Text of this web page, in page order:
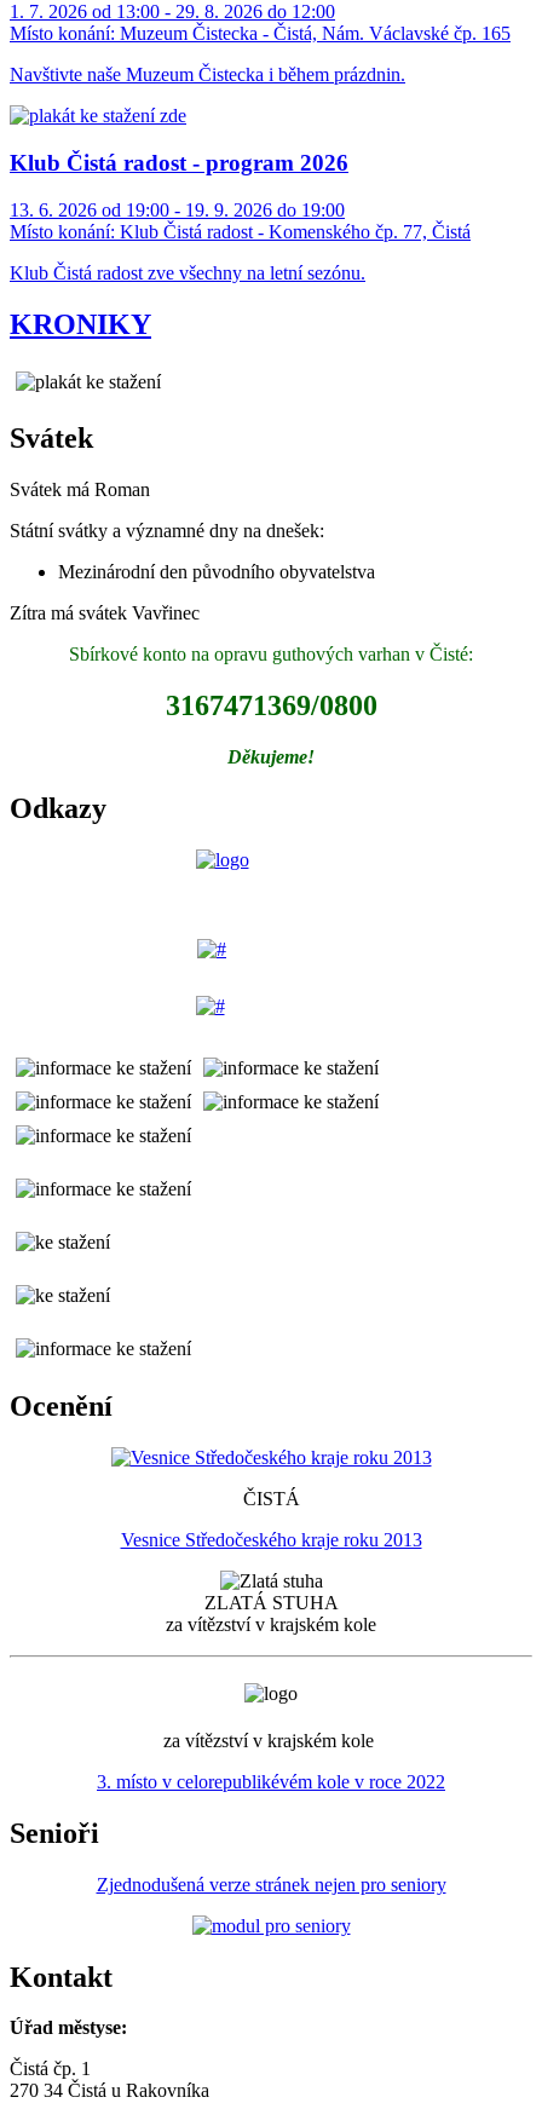
1. 7. 2026 od 13:00 - 29. 8. 2026 do 12:00
Místo konání: Muzeum Čistecka - Čistá, Nám. Václavské čp. 165
Navštivte naše Muzeum Čistecka i během prázdnin.
Klub Čistá radost - program 2026
13. 6. 2026 od 19:00 - 19. 9. 2026 do 19:00
Místo konání: Klub Čistá radost - Komenského čp. 77, Čistá
Klub Čistá radost zve všechny na letní sezónu.
KRONIKY
Svátek
Svátek má Roman
Státní svátky a významné dny na dnešek:
Mezinárodní den původního obyvatelstva
Zítra má svátek Vavřinec
Sbírkové konto na opravu guthových varhan v Čisté:
3167471369/0800
Děkujeme!
Odkazy
Ocenění
ČISTÁ
Vesnice Středočeského kraje roku 2013
ZLATÁ STUHA
za vítězství v krajském kole
za vítězství v krajském kole
3. místo v celorepublikévém kole v roce 2022
Senioři
Zjednodušená verze stránek nejen pro seniory
Kontakt
Úřad městyse:
Čistá čp. 1
270 34 Čistá u Rakovníka